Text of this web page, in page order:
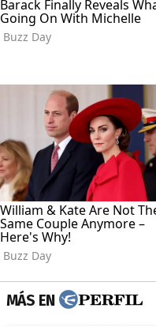
MÁS EN